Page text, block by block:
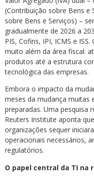
(Contribuição sobre Bens e
sobre Bens e Serviços) –
gradualmente de 2026 a
PIS, Cofins, IPI, ICMS e
muito além da área fiscal:
produtos até a estrutura
tecnológica das empresas.
Embora o impacto da
meses da mudança muitas
preparadas. Uma pesquisa
Reuters Institute aponta
organizações sequer
operacionais necessários,
regulatórios.
O papel central da TI